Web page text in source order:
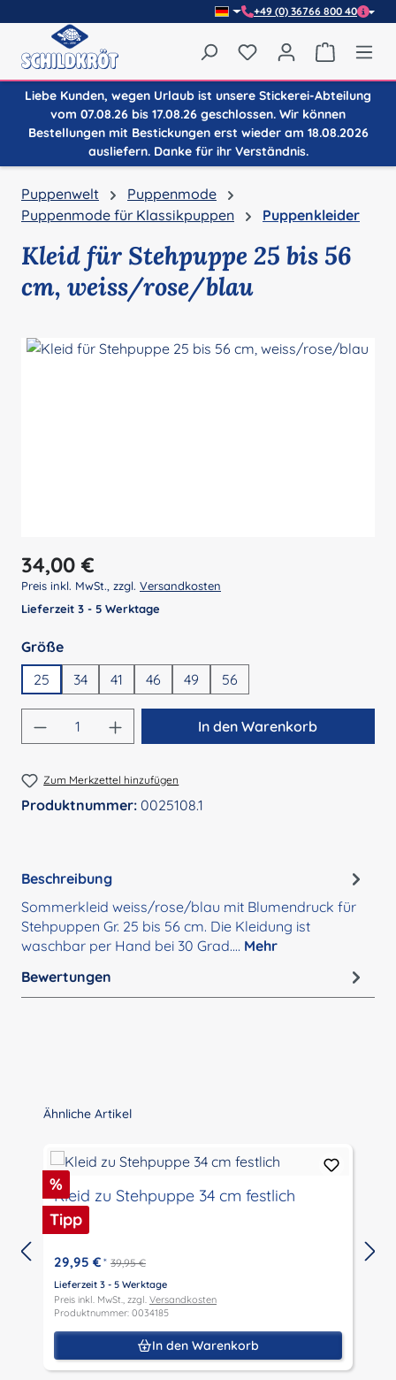
+49 (0) 36766 800 40
Du hast 0 Produkte
Liebe Kunden, wegen Urlaub ist unsere Stickerei-Abteilung
vom 07.08.26 bis 17.08.26 geschlossen. Wir können
Bestellungen mit Bestickungen erst wieder am 18.08.2026
ausliefern. Danke für ihr Verständnis.
Puppenwelt
Puppenmode
Puppenmode für Klassikpuppen
Puppenkleider
Kleid für Stehpuppe 25 bis 56
cm, weiss/rose/blau
Regulärer Preis:
34,00 €
Preis inkl. MwSt., zzgl. Versandkosten
Lieferzeit 3 - 5 Werktage
Größeauswählen
25
34 41 46 49 56
Produkt Anzahl: Gib den gewünschten
In den Warenkorb
Zum Merkzettel hinzufügen
Produktnummer: 0025108.1
Beschreibung
Sommerkleid weiss/rose/blau mit Blumendruck für
Stehpuppen Gr. 25 bis 56 cm. Die Kleidung ist
waschbar per Hand bei 30 Grad.… Mehr
Bewertungen
Produktgalerie überspringen
Ähnliche Artikel
Rabatt
%
Tipp
Kleid zu Stehpuppe 34 cm festlich
29,95 € * 39,95 €
Lieferzeit 3 - 5 Werktage
Preis inkl. MwSt., zzgl. Versandkosten
Produktnummer: 0034185
In den Warenkorb